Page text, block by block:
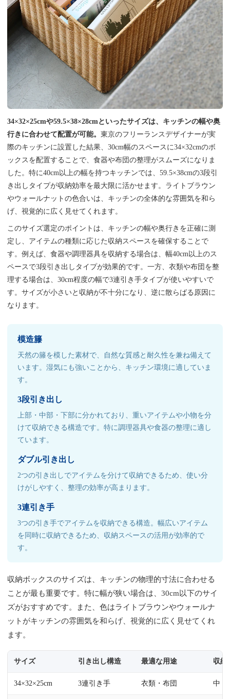
34×32×25cmや59.5×38×28cmといったサイズは、キッチンの幅や奥
行きに合わせて配置が可能。東京のフリーランスデザイナーが実
際のキッチンに設置した結果、30cm幅のスペースに34×32cmのボ
ックスを配置することで、食器や布団の整理がスムーズになりま
した。特に40cm以上の幅を持つキッチンでは、59.5×38cmの3段引
き出しタイプが収納効率を最大限に活かせます。ライトブラウン
やウォールナットの色合いは、キッチンの全体的な雰囲気を和ら
げ、視覚的に広く見せてくれます。
このサイズ選定のポイントは、キッチンの幅や奥行きを正確に測
定し、アイテムの種類に応じた収納スペースを確保することで
す。例えば、食器や調理器具を収納する場合は、幅40cm以上のス
ペースで3段引き出しタイプが効果的です。一方、衣類や布団を整
理する場合は、30cm程度の幅で3連引き手タイプが使いやすいで
す。サイズが小さいと収納が不十分になり、逆に散らばる原因に
なります。
模造籐
天然の籐を模した素材で、自然な質感と耐久性を兼ね備えて
います。湿気にも強いことから、キッチン環境に適していま
す。
3段引き出し
上部・中部・下部に分かれており、重いアイテムや小物を分
けて収納できる構造です。特に調理器具や食器の整理に適し
ています。
ダブル引き出し
2つの引き出しでアイテムを分けて収納できるため、使い分
けがしやすく、整理の効率が高まります。
3連引き手
3つの引き手でアイテムを収納できる構造。幅広いアイテム
を同時に収納できるため、収納スペースの活用が効率的で
す。
収納ボックスのサイズは、キッチンの物理的寸法に合わせる
ことが最も重要です。特に幅が狭い場合は、30cm以下のサイ
ズがおすすめです。また、色はライトブラウンやウォールナ
ットがキッチンの雰囲気を和らげ、視覚的に広く見せてくれ
ます。
サイズ 引き出し構造 最適な用途 収納
34×32×25cm 3連引き手 衣類・布団 中